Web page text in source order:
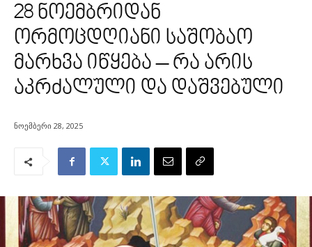
28 ნოემბრიდან
ორმოცდღიანი საშობაო
მარხვა იწყება – რა არის
აკრძალული და დაშვებული
ნოემბერი 28, 2025